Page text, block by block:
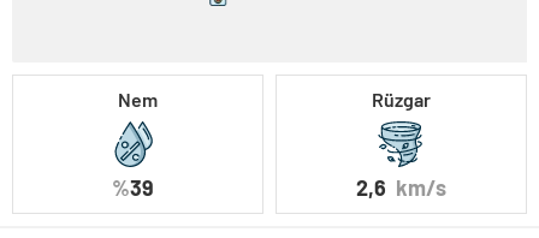
Nem
%39
Rüzgar
2,6 km/s